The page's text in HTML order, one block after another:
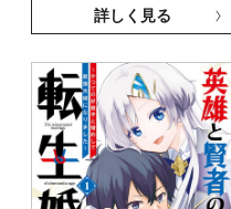
詳しく見る